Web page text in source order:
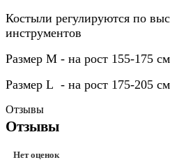
Костыли регулируются по
инструментов
Размер М - на рост 155-175 см
Размер L - на рост 175-205 см
Отзывы
Отзывы
Нет оценок